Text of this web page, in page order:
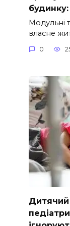
Модульні
власне
0
Дитячий